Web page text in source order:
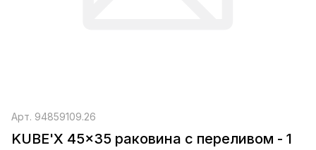
Арт. 94859109.26
KUBE'X 45x35 раковина с переливом - 1